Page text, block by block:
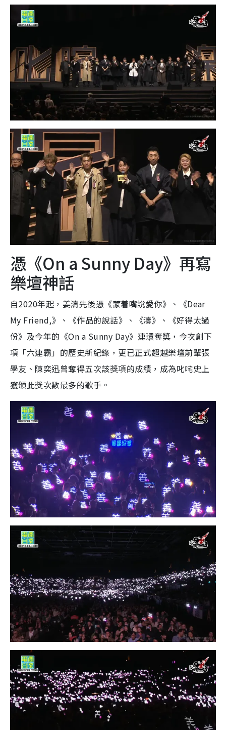
憑《On a Sunny Day》再寫
樂壇神話
自2020年起，姜濤先後憑《蒙着嘴說愛你》、《Dear
My Friend,》、《作品的說話》、《濤》、《好得太過
份》及今年的《On a Sunny Day》連環奪獎，今次創下
項「六連霸」的歷史新紀錄，更已正式超越樂壇前輩張
學友、陳奕迅曾奪得五次該獎項的成績，成為叱咤史上
獲頒此獎次數最多的歌手。